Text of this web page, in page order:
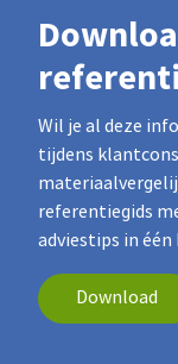
Wil je al deze
tijdens
referentiegids
adviestips in
Download